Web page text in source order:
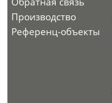
Производство
Референц-объекты